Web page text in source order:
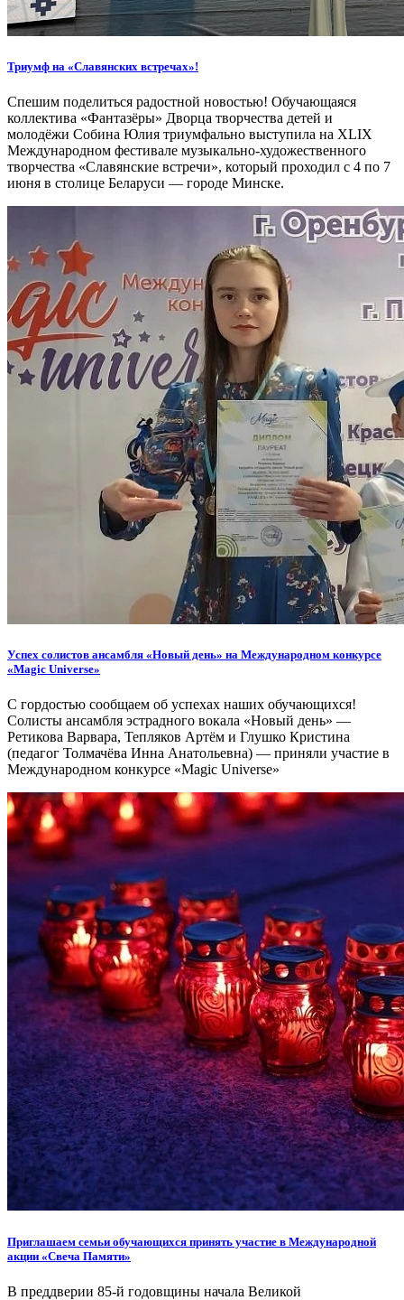
Триумф на «Славянских встречах»!
Спешим поделиться радостной новостью! Обучающаяся
коллектива «Фантазёры» Дворца творчества детей и
молодёжи Собина Юлия триумфально выступила на XLIX
Международном фестивале музыкально-художественного
творчества «Славянские встречи», который проходил с 4 по 7
июня в столице Беларуси — городе Минске.
Успех солистов ансамбля «Новый день» на Международном конкурсе
«Magic Universe»
С гордостью сообщаем об успехах наших обучающихся!
Солисты ансамбля эстрадного вокала «Новый день» —
Ретикова Варвара, Тепляков Артём и Глушко Кристина
(педагог Толмачёва Инна Анатольевна) — приняли участие в
Международном конкурсе «Magic Universe»
Приглашаем семьи обучающихся принять участие в Международной
акции «Свеча Памяти»
В преддверии 85-й годовщины начала Великой